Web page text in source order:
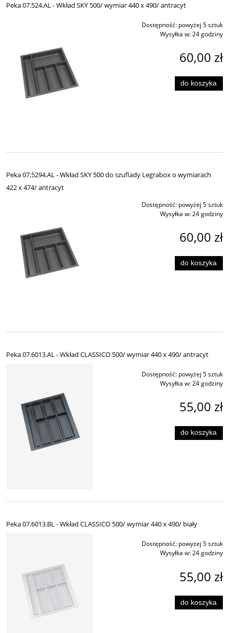
Peka 07.524.AL - Wkład SKY 500/ wymiar 440 x 490/ antracyt
Dostępność: powyżej 5 sztuk
Wysyłka w:24 godziny
60,00 zł
do koszyka
Peka 07.5294.AL - Wkład SKY 500 do szuflady Legrabox o wymiarach
422 x 474/ antracyt
Dostępność: powyżej 5 sztuk
Wysyłka w:24 godziny
60,00 zł
do koszyka
Peka 07.6013.AL - Wkład CLASSICO 500/ wymiar 440 x 490/ antracyt
Dostępność: powyżej 5 sztuk
Wysyłka w:24 godziny
55,00 zł
do koszyka
Peka 07.6013.BL - Wkład CLASSICO 500/ wymiar 440 x 490/ biały
Dostępność: powyżej 5 sztuk
Wysyłka w:24 godziny
55,00 zł
do koszyka